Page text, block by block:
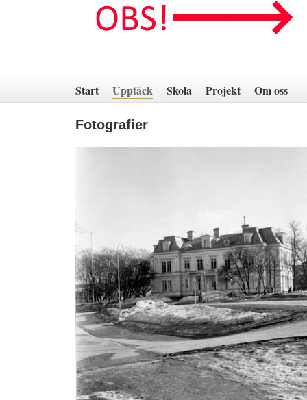
innehåll
Start Upptäck Skola Projekt Om oss
Fotografier